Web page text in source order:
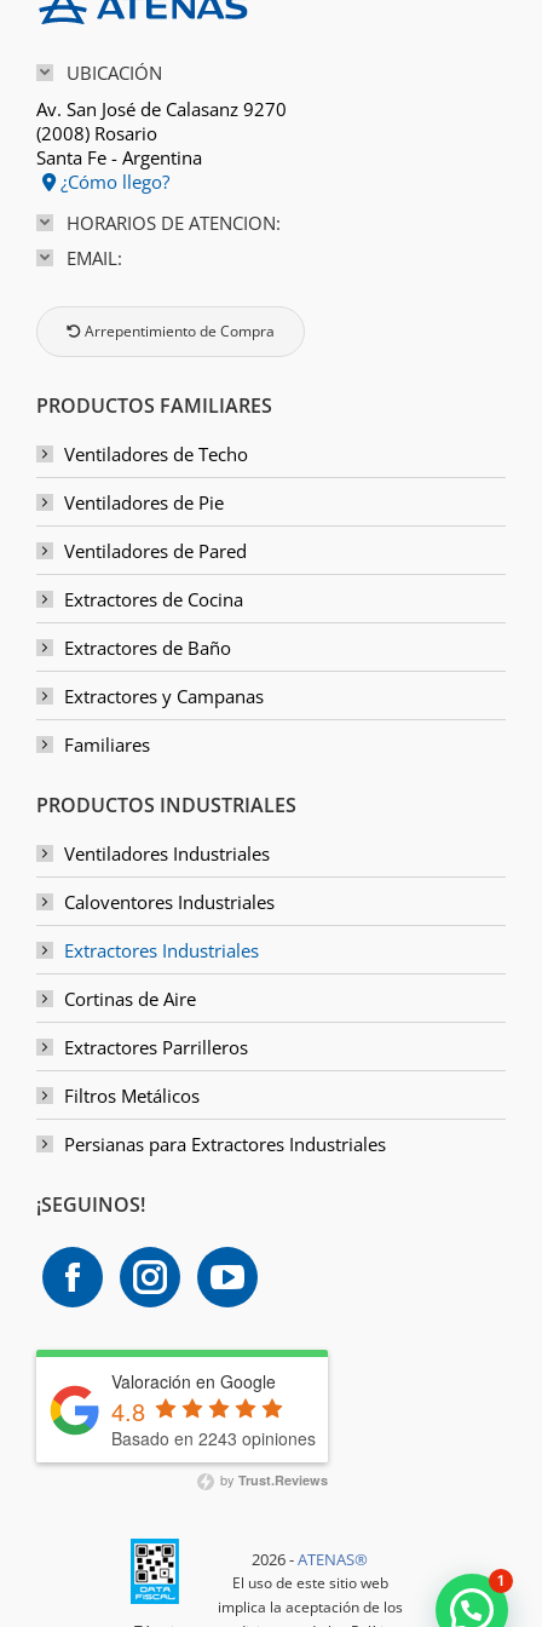
UBICACIÓN
Av. San José de Calasanz 9270
(2008) Rosario
Santa Fe - Argentina
¿Cómo llego?
HORARIOS DE ATENCION:
EMAIL:
Arrepentimiento de Compra
PRODUCTOS FAMILIARES
Ventiladores de Techo
Ventiladores de Pie
Ventiladores de Pared
Extractores de Cocina
Extractores de Baño
Extractores y Campanas
Familiares
PRODUCTOS INDUSTRIALES
Ventiladores Industriales
Caloventores Industriales
Extractores Industriales
Cortinas de Aire
Extractores Parrilleros
Filtros Metálicos
Persianas para Extractores Industriales
¡SEGUINOS!
Valoración en Google
4.8
Basado en 2243 opiniones
by Trust.Reviews
2026 -ATENAS®️
El uso de este sitio web
implica la aceptación de los
1